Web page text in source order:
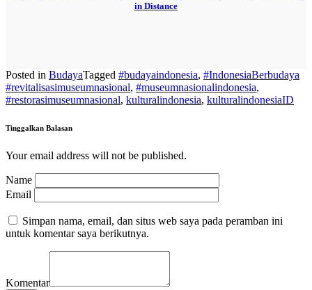
in Distance
Posted in BudayaTagged #budayaindonesia, #IndonesiaBerbudaya
#revitalisasimuseumnasional, #museumnasionalindonesia,
#restorasimuseumnasional, kulturalindonesia, kulturalindonesiaID
Tinggalkan Balasan
Your email address will not be published.
Name
Email
Simpan nama, email, dan situs web saya pada peramban ini
untuk komentar saya berikutnya.
Komentar